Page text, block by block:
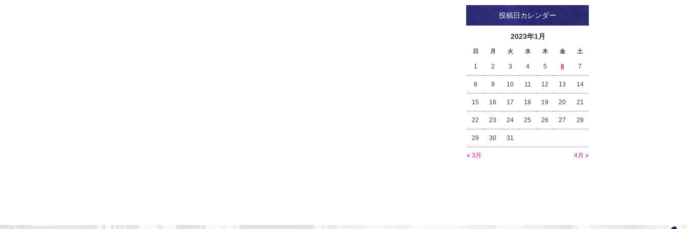
投稿日カレンダー
2023年1月
日 月 火 水 木 金 土
« 3月 4月 »
1 2 3 4 5 6 7
8 9 10 11 12 13 14
15 16 17 18 19 20 21
22 23 24 25 26 27 28
29 30 31